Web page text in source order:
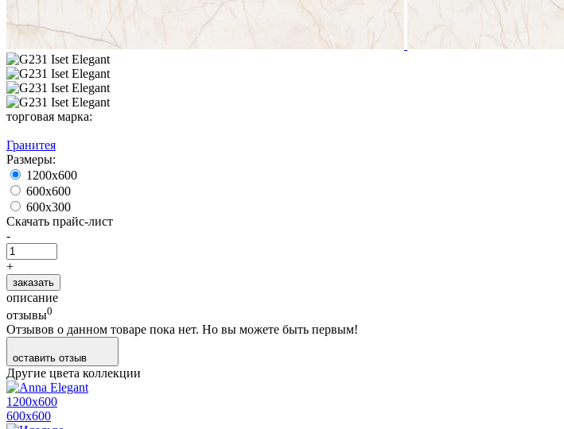
торговая марка:
Гранитея
Размеры:
1200х600
600х600
600x300
Скачать прайс-лист
-
+
заказать
описание
отзывы0
Отзывов о данном товаре пока нет. Но вы можете быть первым!
оставить отзыв
Другие цвета коллекции
1200х600
600х600